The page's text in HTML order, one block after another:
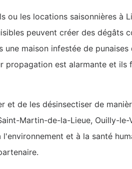
les locations saisonnières à
peuvent créer des dégâts
maison infestée de punaises
est alarmante et ils
et de les désinsectiser de
Martin-de-la-Lieue, Ouilly-
et à la santé